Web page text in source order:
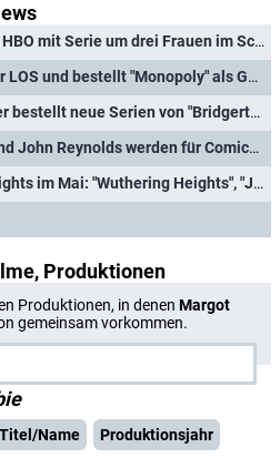
"1536": BBC und HBO mit Serie um drei Frauen im Schatten der Verhaftung von Anne Boleyn
Netflix geht über LOS und bestellt "Monopoly" als Gameshow
Netflix: Streamer bestellt neue Serien von "Bridgerton"-Showrunner und "Maid"-Schöpferin sowie mittelalterliche Comicadaption
Imogen Poots und John Reynolds werden für Comicadaption "Sex Criminals"
HBO-Max-Highlights im Mai: "Wuthering Heights", "Julia" und jede Menge gute Animationsserien
Produktionen
Produktionen, in denen Margot
gemeinsam vorkommen.
Titel/Name
Produktionsjahr